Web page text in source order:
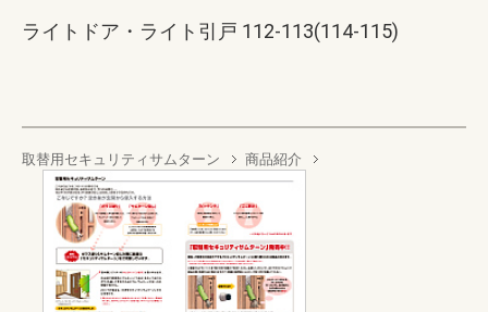
ライトドア・ライト引戸 112-113(114-115)
取替用セキュリティサムターン 商品紹介